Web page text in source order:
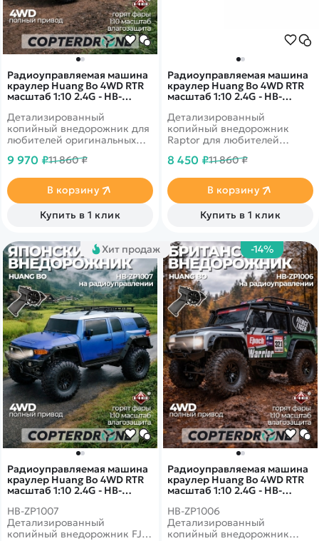
Радиоуправляемая машина
краулер Huang Bo 4WD RTR
масштаб 1:10 2.4G - HB-
Детализированный
копийный внедорожник для
любителей оригинальных
полный привод 4WD и
Тяговитый коллекторный
электромотор позволит без
труда преодолевать
бездорожье, а на прямой
скорость.
9 970 ₽11 860 ₽
В корзину
Купить в 1 клик
Радиоуправляемая машина
краулер Huang Bo 4WD RTR
масштаб 1:10 2.4G - HB-
Детализированный
копийный внедорожник
Raptor для любителей
Имеет постоянный полный
фары. Тяговитый
коллекторный электромотор
позволит без труда
преодолевать бездорожье, а
неплохую скорость.
8 450 ₽11 860 ₽
В корзину
Купить в 1 клик
Хит продаж
Радиоуправляемая машина
краулер Huang Bo 4WD RTR
масштаб 1:10 2.4G - HB-
HB-ZP1007
Детализированный
копийный внедорожник FJ
-14%
Радиоуправляемая машина
краулер Huang Bo 4WD RTR
масштаб 1:10 2.4G - HB-
HB-ZP1006
Детализированный
копийный внедорожник